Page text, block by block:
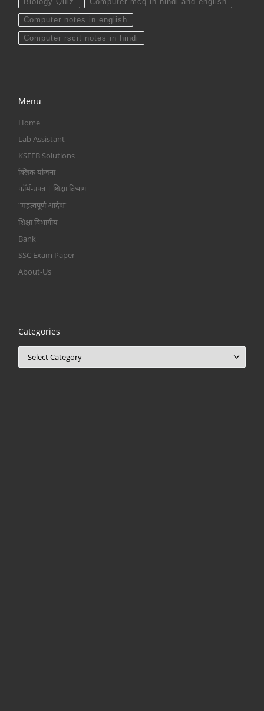
Computer notes in english
Computer rscit notes in hindi
Menu
Home
Lab Assistant
KSEEB Solutions
क्लिक योजना
फॉर्म-प्रपत्र | शिक्षा विभाग
“महत्वपूर्ण आदेश”
शिक्षा विभागीय
Bank
SSC Exam Paper
About-Us
Categories